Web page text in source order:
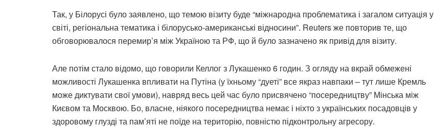
Так, у Білорусі було заявлено, що темою візиту буде “міжнародна проблематика і загалом ситуація у
світі, регіональна тематика і білорусько-американські відносини”. Reuters же повторив те, що
обговорювалося перемир’я між Україною та РФ, що й було зазначено як привід для візиту.
Але потім стало відомо, що говорили Келлог з Лукашенко 6 годин. З огляду на вкрай обмежені
можливості Лукашенка впливати на Путіна (у їхньому “дуеті” все якраз навпаки – тут лише Кремль
може диктувати свої умови), навряд весь цей час було присвячено “посередництву” Мінська між
Києвом та Москвою. Бо, власне, ніякого посередництва немає і ніхто з українських посадовців у
здоровому глузді та пам’яті не поїде на територію, повністю підконтрольну агресору.